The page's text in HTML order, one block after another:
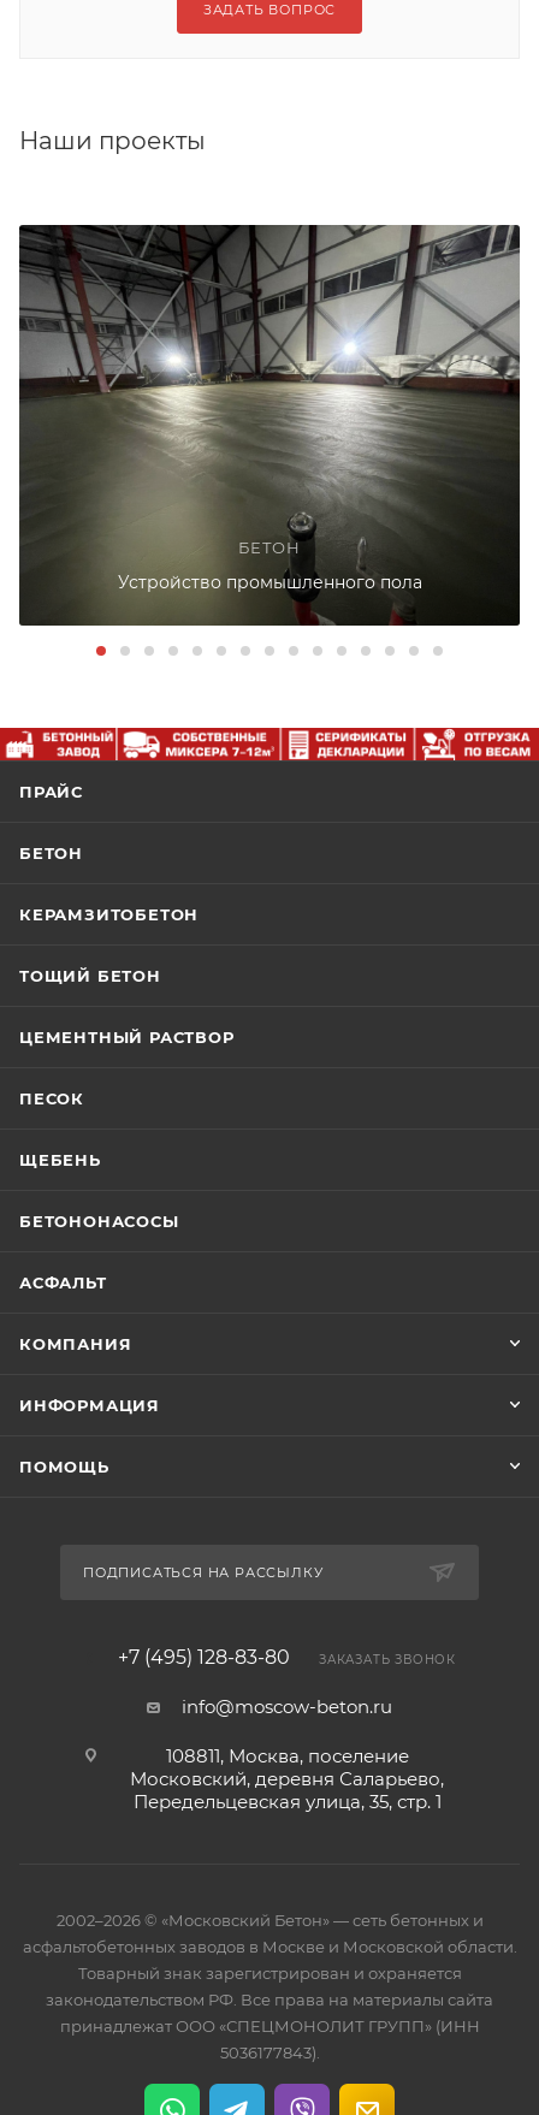
ЗАДАТЬ ВОПРОС
Наши проекты
БЕТОН
Устройство промышленного пола
ПРАЙС
БЕТОН
КЕРАМЗИТОБЕТОН
ТОЩИЙ БЕТОН
ЦЕМЕНТНЫЙ РАСТВОР
ПЕСОК
ЩЕБЕНЬ
БЕТОНОНАСОСЫ
АСФАЛЬТ
КОМПАНИЯ
ИНФОРМАЦИЯ
ПОМОЩЬ
ПОДПИСАТЬСЯ НА РАССЫЛКУ
+7 (495) 128-83-80 ЗАКАЗАТЬ ЗВОНОК
info@moscow-beton.ru
108811, Москва, поселение
Московский, деревня Саларьево,
Передельцевская улица, 35, стр. 1
2002–2026 © «Московский Бетон» — сеть бетонных и
асфальтобетонных заводов в Москве и Московской области.
Товарный знак зарегистрирован и охраняется
законодательством РФ. Все права на материалы сайта
принадлежат ООО «СПЕЦМОНОЛИТ ГРУПП» (ИНН
5036177843).